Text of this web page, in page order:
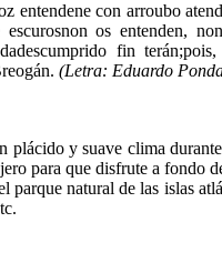
entendene con arroubo
os entenden,
fin
(Letra: Eduardo
plácido y suave clima
para que disfrute a fondo
parque natural de las islas